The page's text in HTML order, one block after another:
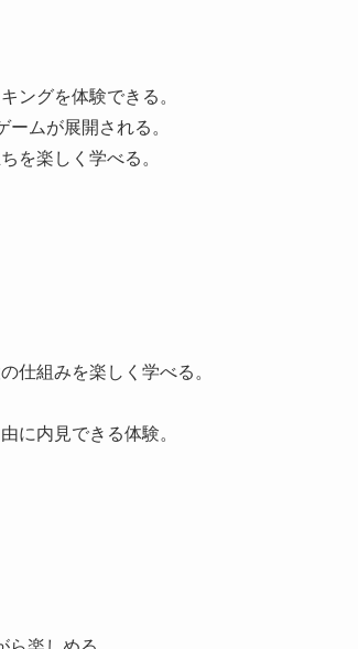
ングを体験できる。
ムが展開される。
を楽しく学べる。
仕組みを楽しく学べる。
に内見できる体験。